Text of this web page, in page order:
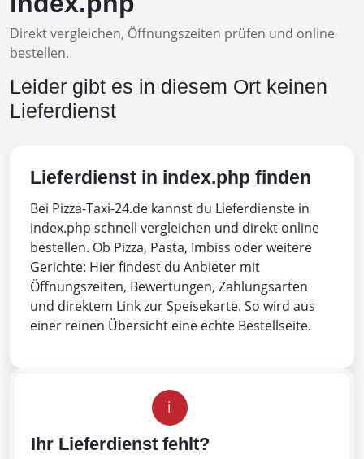
Direkt vergleichen, Öffnungszeiten prüfen und online
bestellen.
Leider gibt es in diesem Ort keinen
Lieferdienst
Lieferdienst in index.php finden
Bei Pizza-Taxi-24.de kannst du Lieferdienste in
index.php schnell vergleichen und direkt online
bestellen. Ob Pizza, Pasta, Imbiss oder weitere
Gerichte: Hier findest du Anbieter mit
Öffnungszeiten, Bewertungen, Zahlungsarten
und direktem Link zur Speisekarte. So wird aus
einer reinen Übersicht eine echte Bestellseite.
i
Ihr Lieferdienst fehlt?